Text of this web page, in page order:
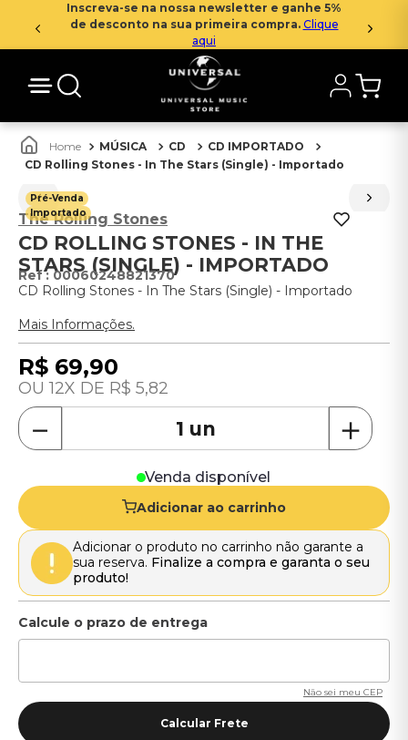
Inscreva-se na nossa newsletter e ganhe 5%
de desconto na sua primeira compra. Clique
aqui
MÚSICA CD
CD IMPORTADO
CD Rolling Stones - In The Stars (Single) - Importado
Pré-Venda
Importado
The Rolling Stones
CD ROLLING STONES - IN THE
STARS (SINGLE) - IMPORTADO
: 00060248821370
CD Rolling Stones - In The Stars (Single) - Importado
Mais Informações.
R$ 69,90
12 R$ 5,82
＋
－
Venda disponível
Adicionar ao carrinho
Adicionar o produto no carrinho não garante a
sua reserva. Finalize a compra e garanta o seu
produto!
Não sei meu CEP